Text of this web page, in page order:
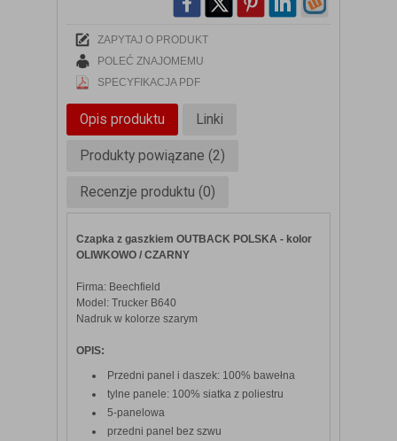
ZAPYTAJ O PRODUKT
POLEĆ ZNAJOMEMU
SPECYFIKACJA PDF
Opis produktu Linki
Produkty powiązane (2)
Recenzje produktu (0)
Czapka z gaszkiem OUTBACK POLSKA - kolor
OLIWKOWO / CZARNY
Firma: Beechfield
Model: Trucker B640
Nadruk w kolorze szarym
OPIS:
Przedni panel i daszek: 100% bawełna
tylne panele: 100% siatka z poliestru
5-panelowa
przedni panel bez szwu